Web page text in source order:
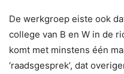
De werkgroep eiste ook
college van B en W in de
komt met minstens één
‘raadsgesprek’, dat